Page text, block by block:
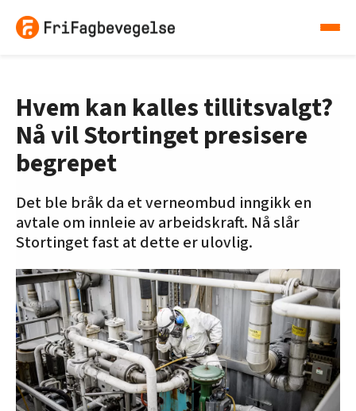
Hvem kan kalles tillitsvalgt?
Nå vil Stortinget presisere
begrepet
Det ble bråk da et verneombud inngikk en
avtale om innleie av arbeidskraft. Nå slår
Stortinget fast at dette er ulovlig.